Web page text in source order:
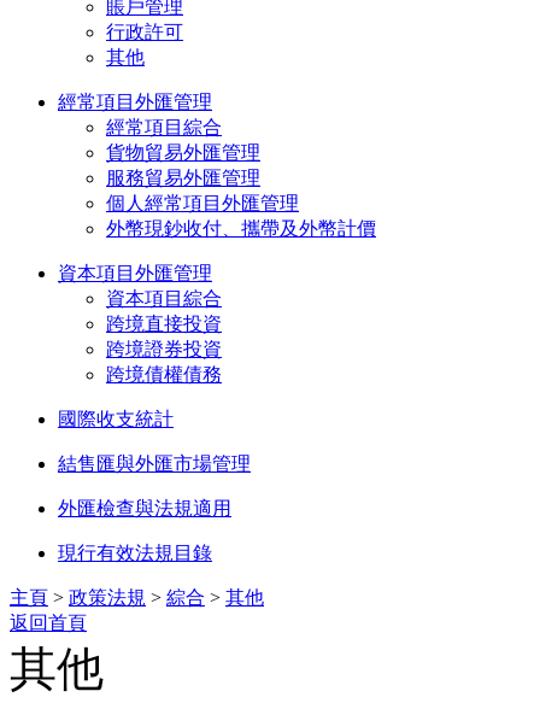
賬戶管理
行政許可
其他
經常項目外匯管理
經常項目綜合
貨物貿易外匯管理
服務貿易外匯管理
個人經常項目外匯管理
外幣現鈔收付、攜帶及外幣計價
資本項目外匯管理
資本項目綜合
跨境直接投資
跨境證券投資
跨境債權債務
國際收支統計
結售匯與外匯市場管理
外匯檢查與法規適用
現行有效法規目錄
主頁 > 政策法規 > 綜合 > 其他
返回首頁
其他